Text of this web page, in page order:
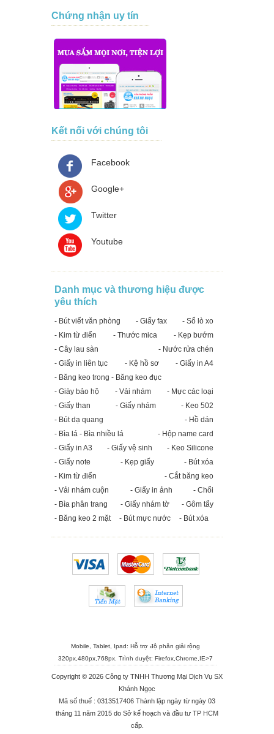
Chứng nhận uy tín
Kết nối với chúng tôi
Facebook
Google+
Twitter
Youtube
Danh mục và thương hiệu được
yêu thích
- Bút viết văn phòng - Giấy fax
- Sổ lò xo
- Kim từ điển
- Thước mica
- Kẹp bướm
- Cây lau sàn
- Nước rửa chén
- Giấy in liên tục
- Kệ hồ sơ
- Giấy in A4
- Băng keo trong - Băng keo đục
- Giày bảo hộ
- Vải nhám
- Mực các loại
- Giấy than
- Giấy nhám
- Keo 502
- Bút dạ quang
- Hồ dán
- Bìa lá - Bìa nhiều lá
- Hộp name card
- Giấy in A3
- Giấy vệ sinh
- Keo Silicone
- Giấy note
- Kẹp giấy
- Bút xóa
- Kim từ điển
- Cắt băng keo
- Vải nhám cuộn
- Giấy in ảnh
- Chổi
- Bìa phân trang
- Giấy nhám tờ
- Gôm tẩy
- Băng keo 2 mặt
- Bút mực nước - Bút xóa
Mobile, Tablet, Ipad: Hỗ trợ độ phân giải rộng
320px,480px,768px. Trình duyệt: Firefox,Chrome,IE>7
Copyright © 2026 Công ty TNHH Thương Mại Dịch Vụ SX
Khánh Ngọc
Mã số thuế : 0313517406 Thành lập ngày từ ngày 03
tháng 11 năm 2015 do Sở kế hoạch và đầu tư TP HCM
cấp.